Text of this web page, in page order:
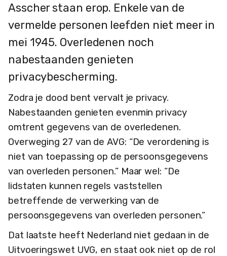
Asscher staan erop. Enkele van de
vermelde personen leefden niet meer in
mei 1945. Overledenen noch
nabestaanden genieten
privacybescherming.
Zodra je dood bent vervalt je privacy.
Nabestaanden genieten evenmin privacy
omtrent gegevens van de overledenen.
Overweging 27 van de AVG: “De verordening is
niet van toepassing op de persoonsgegevens
van overleden personen.” Maar wel: “De
lidstaten kunnen regels vaststellen
betreffende de verwerking van de
persoonsgegevens van overleden personen.”
Dat laatste heeft Nederland niet gedaan in de
Uitvoeringswet UVG, en staat ook niet op de rol